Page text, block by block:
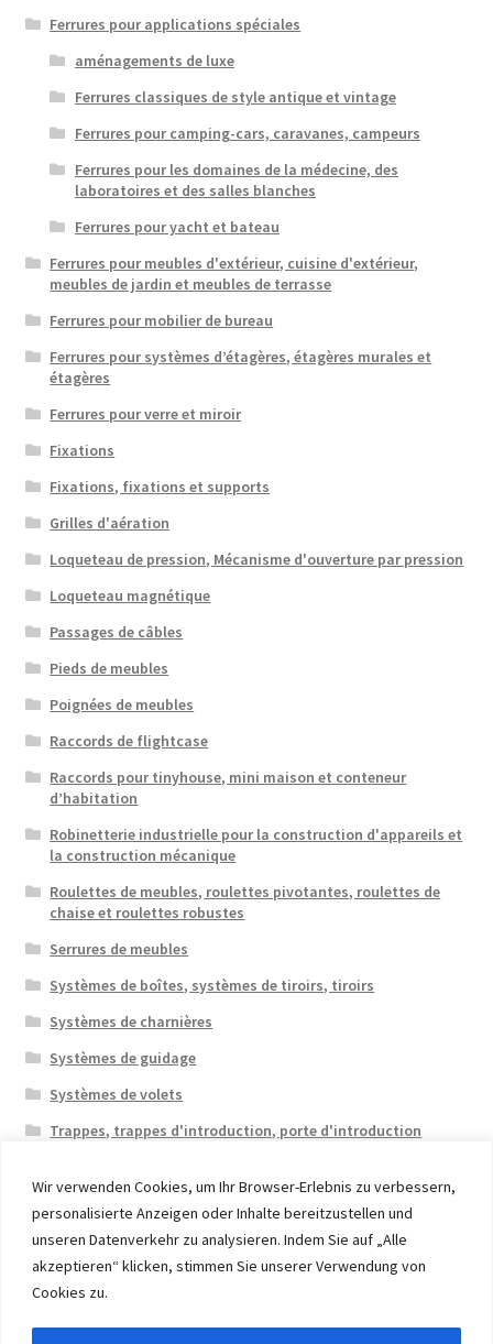
Wir verwenden Cookies, um Ihr Browser-Erlebnis zu verbessern,
personalisierte Anzeigen oder Inhalte bereitzustellen und
unseren Datenverkehr zu analysieren. Indem Sie auf „Alle
akzeptieren“ klicken, stimmen Sie unserer Verwendung von
Cookies zu.
Ferrures pour applications spéciales
aménagements de luxe
Ferrures classiques de style antique et vintage
Ferrures pour camping-cars, caravanes, campeurs
Ferrures pour les domaines de la médecine, des
laboratoires et des salles blanches
Ferrures pour yacht et bateau
Ferrures pour meubles d'extérieur, cuisine d'extérieur,
meubles de jardin et meubles de terrasse
Ferrures pour mobilier de bureau
Ferrures pour systèmes d’étagères, étagères murales et
étagères
Ferrures pour verre et miroir
Fixations
Fixations, fixations et supports
Grilles d'aération
Loqueteau de pression, Mécanisme d'ouverture par pression
Loqueteau magnétique
Passages de câbles
Pieds de meubles
Poignées de meubles
Raccords de flightcase
Raccords pour tinyhouse, mini maison et conteneur
d’habitation
Robinetterie industrielle pour la construction d'appareils et
la construction mécanique
Roulettes de meubles, roulettes pivotantes, roulettes de
chaise et roulettes robustes
Serrures de meubles
Systèmes de boîtes, systèmes de tiroirs, tiroirs
Systèmes de charnières
Systèmes de guidage
Systèmes de volets
Trappes, trappes d'introduction, porte d'introduction
© 2026 Eruon Trade UG, Germany, member of the ERUON